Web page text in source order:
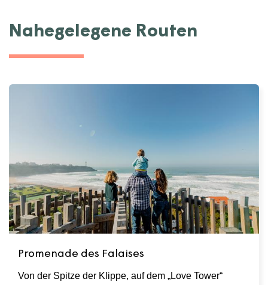
Nahegelegene Routen
Promenade des Falaises
Von der Spitze der Klippe, auf dem „Love Tower“